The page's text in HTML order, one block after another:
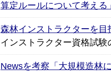
算定ルールについて考える
森林インストラクターを目
インストラクター資格試
Newsを考察「大規模造林